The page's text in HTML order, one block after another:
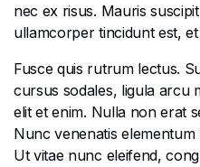
nec ex risus. Mauris
ullamcorper tincidunt est,
Fusce quis rutrum lectus.
cursus sodales, ligula arcu
elit et enim. Nulla non erat
Nunc venenatis
Ut vitae nunc eleifend,